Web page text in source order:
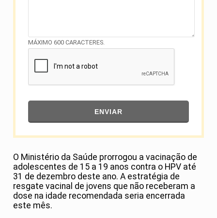
MÁXIMO 600 CARACTERES.
ENVIAR
O Ministério da Saúde prorrogou a vacinação de
adolescentes de 15 a 19 anos contra o HPV até
31 de dezembro deste ano. A estratégia de
resgate vacinal de jovens que não receberam a
dose na idade recomendada seria encerrada
este mês.